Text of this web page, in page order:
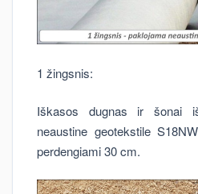
1 žingsnis:
Iškasos dugnas ir šonai
neaustine geotekstile
perdengiami 30 cm.